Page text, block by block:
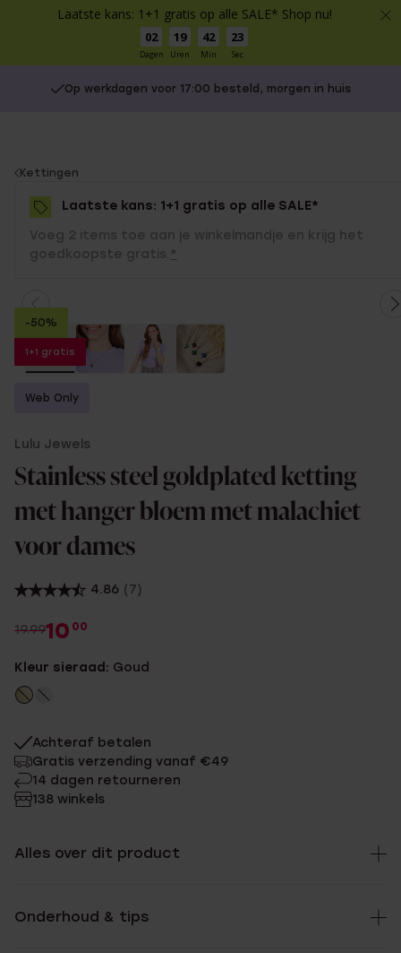
Laatste kans: 1+1 gratis op alle SALE* Shop nu!
02
Dagen
19
Uren
42
Min
22
Sec
Op werkdagen voor 17:00 besteld, morgen in huis
You
are
here:
Kettingen
Laatste kans: 1+1 gratis op alle SALE*
Voeg 2 items toe aan je winkelmandje en krijg het
goedkoopste gratis. *
-50%
1+1 gratis
Web Only
Lulu Jewels
Stainless steel goldplated ketting
met hanger bloem met malachiet
voor dames
4.86 (7)
19.9910 00
Kleur sieraad: Goud
Achteraf betalen
Gratis verzending vanaf €49
14 dagen retourneren
138 winkels
Alles over dit product
Onderhoud & tips